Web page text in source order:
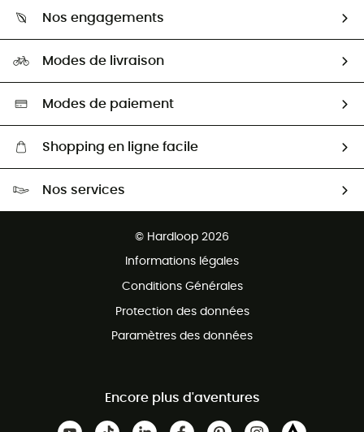
Guide des tailles
Seconde Main
Aide & Contact
HardGuides
Nos engagements
Sélection éco-responsable
Modes de livraison
Modes de paiement
Shopping en ligne facile
Nos services
© Hardloop 2026
Informations légales
Conditions Générales
Protection des données
Paramètres des données
Encore plus d'aventures